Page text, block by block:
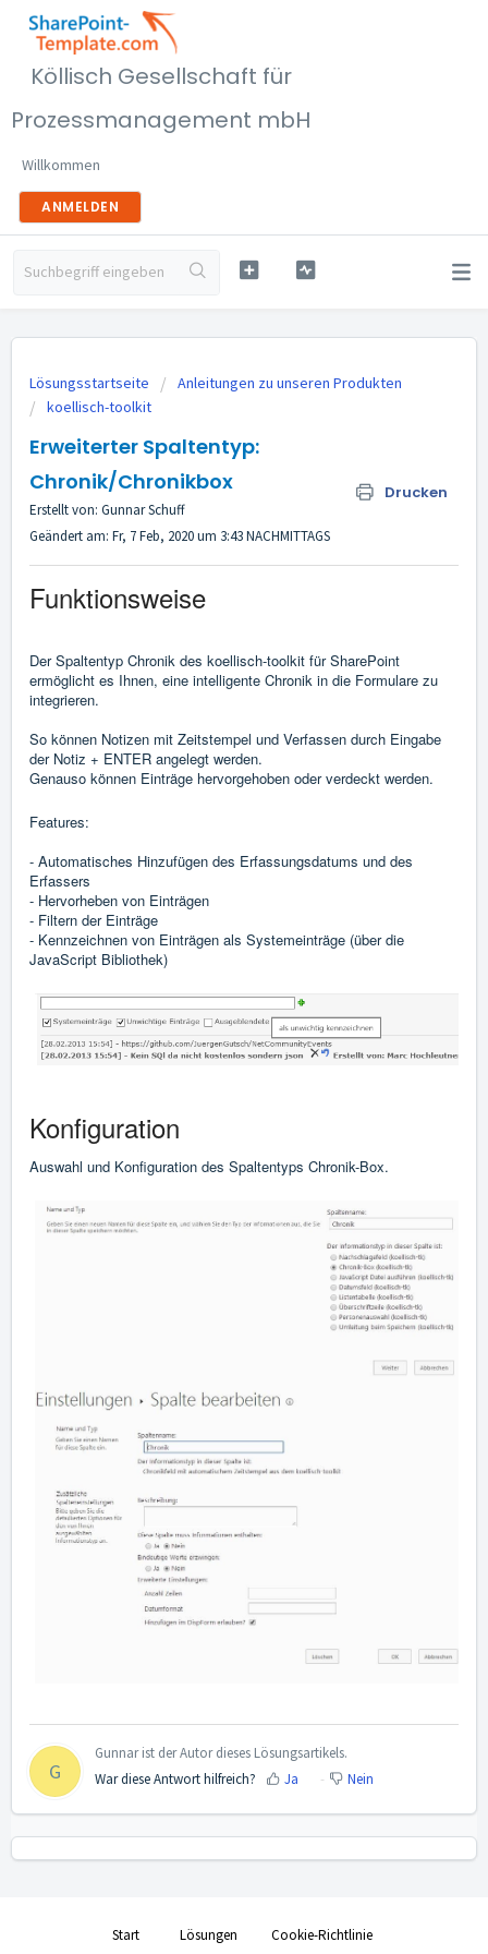
Köllisch Gesellschaft für
Prozessmanagement mbH
Willkommen
ANMELDEN
Lösungsstartseite
Anleitungen zu unseren Produkten
koellisch-toolkit
Erweiterter Spaltentyp:
Chronik/Chronikbox
Drucken
Erstellt von: Gunnar Schuff
Geändert am: Fr, 7 Feb, 2020 um 3:43 NACHMITTAGS
Funktionsweise
Der Spaltentyp Chronik des koellisch-toolkit für SharePoint
ermöglicht es Ihnen, eine intelligente Chronik in die Formulare zu
integrieren.
So können Notizen mit Zeitstempel und Verfassen durch Eingabe
der Notiz + ENTER angelegt werden.
Genauso können Einträge hervorgehoben oder verdeckt werden.
Features:
- Automatisches Hinzufügen des Erfassungsdatums und des
Erfassers
- Hervorheben von Einträgen
- Filtern der Einträge
- Kennzeichnen von Einträgen als Systemeinträge (über die
JavaScript Bibliothek)
Konfiguration
Auswahl und Konfiguration des Spaltentyps Chronik-Box.
G
Gunnar ist der Autor dieses Lösungsartikels.
War diese Antwort hilfreich?
Ja Nein
Start Lösungen Cookie-Richtlinie